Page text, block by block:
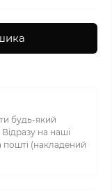
будь-який
на наші
пошті (накладений